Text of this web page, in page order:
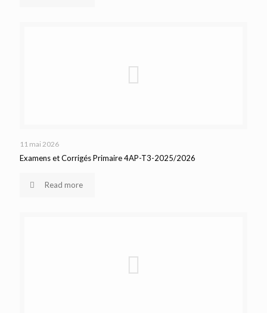
11 mai 2026
Examens et Corrigés Primaire 4AP-T3-2025/2026
Read more